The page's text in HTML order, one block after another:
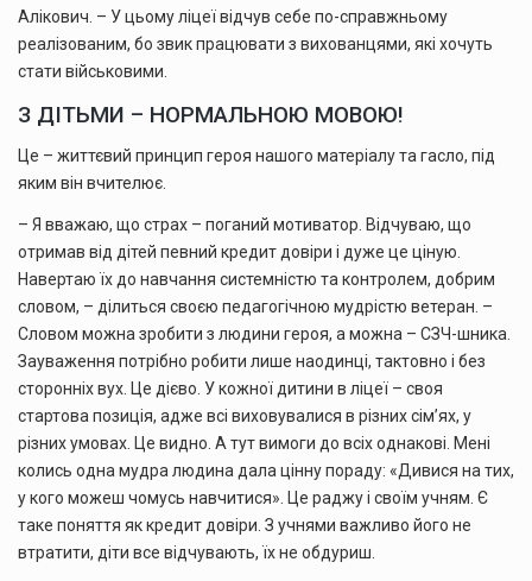
Алікович. – У цьому ліцеї відчув себе по-справжньому
реалізованим, бо звик працювати з вихованцями, які хочуть
стати військовими.
З ДІТЬМИ – НОРМАЛЬНОЮ МОВОЮ!
Це – життєвий принцип героя нашого матеріалу та гасло, під
яким він вчителює.
– Я вважаю, що страх – поганий мотиватор. Відчуваю, що
отримав від дітей певний кредит довіри і дуже це ціную.
Навертаю їх до навчання системністю та контролем, добрим
словом, – ділиться своєю педагогічною мудрістю ветеран. –
Словом можна зробити з людини героя, а можна – СЗЧ-шника.
Зауваження потрібно робити лише наодинці, тактовно і без
сторонніх вух. Це дієво. У кожної дитини в ліцеї – своя
стартова позиція, адже всі виховувалися в різних сім’ях, у
різних умовах. Це видно. А тут вимоги до всіх однакові. Мені
колись одна мудра людина дала цінну пораду: «Дивися на тих,
у кого можеш чомусь навчитися». Це раджу і своїм учням. Є
таке поняття як кредит довіри. З учнями важливо його не
втратити, діти все відчувають, їх не обдуриш.